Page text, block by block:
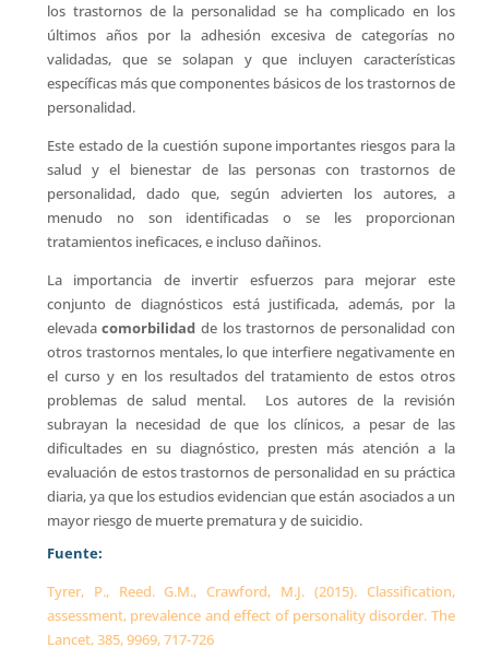
los trastornos de la personalidad se ha complicado en los
últimos años por la adhesión excesiva de categorías no
validadas, que se solapan y que incluyen características
específicas más que componentes básicos de los trastornos de
personalidad.
Este estado de la cuestión supone importantes riesgos para la
salud y el bienestar de las personas con trastornos de
personalidad, dado que, según advierten los autores, a
menudo no son identificadas o se les proporcionan
tratamientos ineficaces, e incluso dañinos.
La importancia de invertir esfuerzos para mejorar este
conjunto de diagnósticos está justificada, además, por la
elevadacomorbilidad de los trastornos de personalidad con
otros trastornos mentales, lo que interfiere negativamente en
el curso y en los resultados del tratamiento de estos otros
problemas de salud mental. Los autores de la revisión
subrayan la necesidad de que los clínicos, a pesar de las
dificultades en su diagnóstico, presten más atención a la
evaluación de estos trastornos de personalidad en su práctica
diaria, ya que los estudios evidencian que están asociados a un
mayor riesgo de muerte prematura y de suicidio.
Fuente:
Tyrer, P., Reed. G.M., Crawford, M.J. (2015). Classification,
assessment, prevalence and effect of personality disorder. The
Lancet, 385, 9969, 717-726